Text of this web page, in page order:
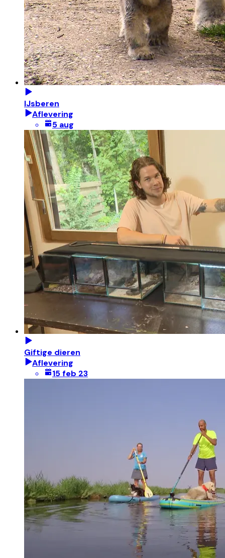
IJsberen
Aflevering
5 aug
Giftige dieren
Aflevering
15 feb 23